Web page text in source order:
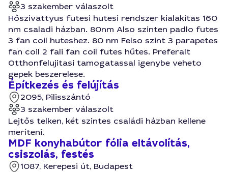
3 szakember válaszolt
Hőszivattyus futesi hutesi rendszer kialakitas 160
nm csaladi házban. 80nm Also szinten padlo futes
3 fan coil huteshez. 80 nm Felso szint 3 parapetes
fan coil 2 fali fan coil futes hűtes. Preferalt
Otthonfelujitasi tamogatassal igenybe veheto
gepek beszerelese.
Építkezés és felújítás
2095, Pilisszántó
3 szakember válaszolt
Lejtős telken, két szintes családi házban kellene
meríteni.
MDF konyhabútor fólia eltávolítás,
csiszolás, festés
1087, Kerepesi út, Budapest